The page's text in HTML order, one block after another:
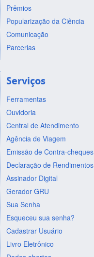
Prêmios
Popularização da Ciência
Comunicação
Parcerias
Serviços
Ferramentas
Ouvidoria
Central de Atendimento
Agência de Viagem
Emissão de Contra-cheques
Declaração de Rendimentos
Assinador Digital
Gerador GRU
Sua Senha
Esqueceu sua senha?
Cadastrar Usuário
Livro Eletrônico